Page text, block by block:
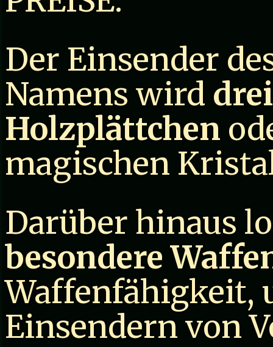
Der Einsender
Namens wird
Holzplättchen
magischen
Darüber hinaus
besondere
Waffenfähigkeit,
Einsendern von